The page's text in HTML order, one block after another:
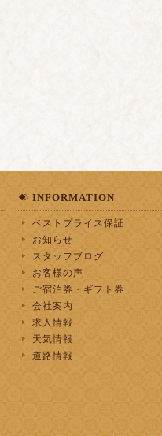
INFORMATION
ベストプライス保証
お知らせ
スタッフブログ
お客様の声
ご宿泊券・ギフト券
会社案内
求人情報
天気情報
道路情報